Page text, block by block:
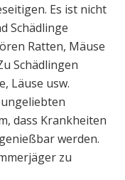
Es ist nicht
Schädlinge
Ratten, Mäuse
Schädlingen
Läuse usw.
dass Krankheiten
werden.
zu